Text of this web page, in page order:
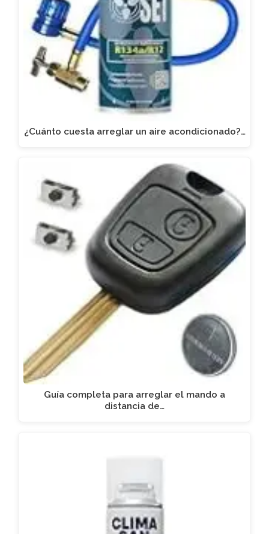
¿Cuánto cuesta arreglar un aire acondicionado?…
Guía completa para arreglar el mando a
distancia de…